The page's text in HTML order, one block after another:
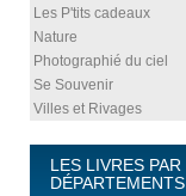
Les P'tits cadeaux
Nature
Photographié du ciel
Se Souvenir
Villes et Rivages
LES LIVRES PAR
DÉPARTEMENTS